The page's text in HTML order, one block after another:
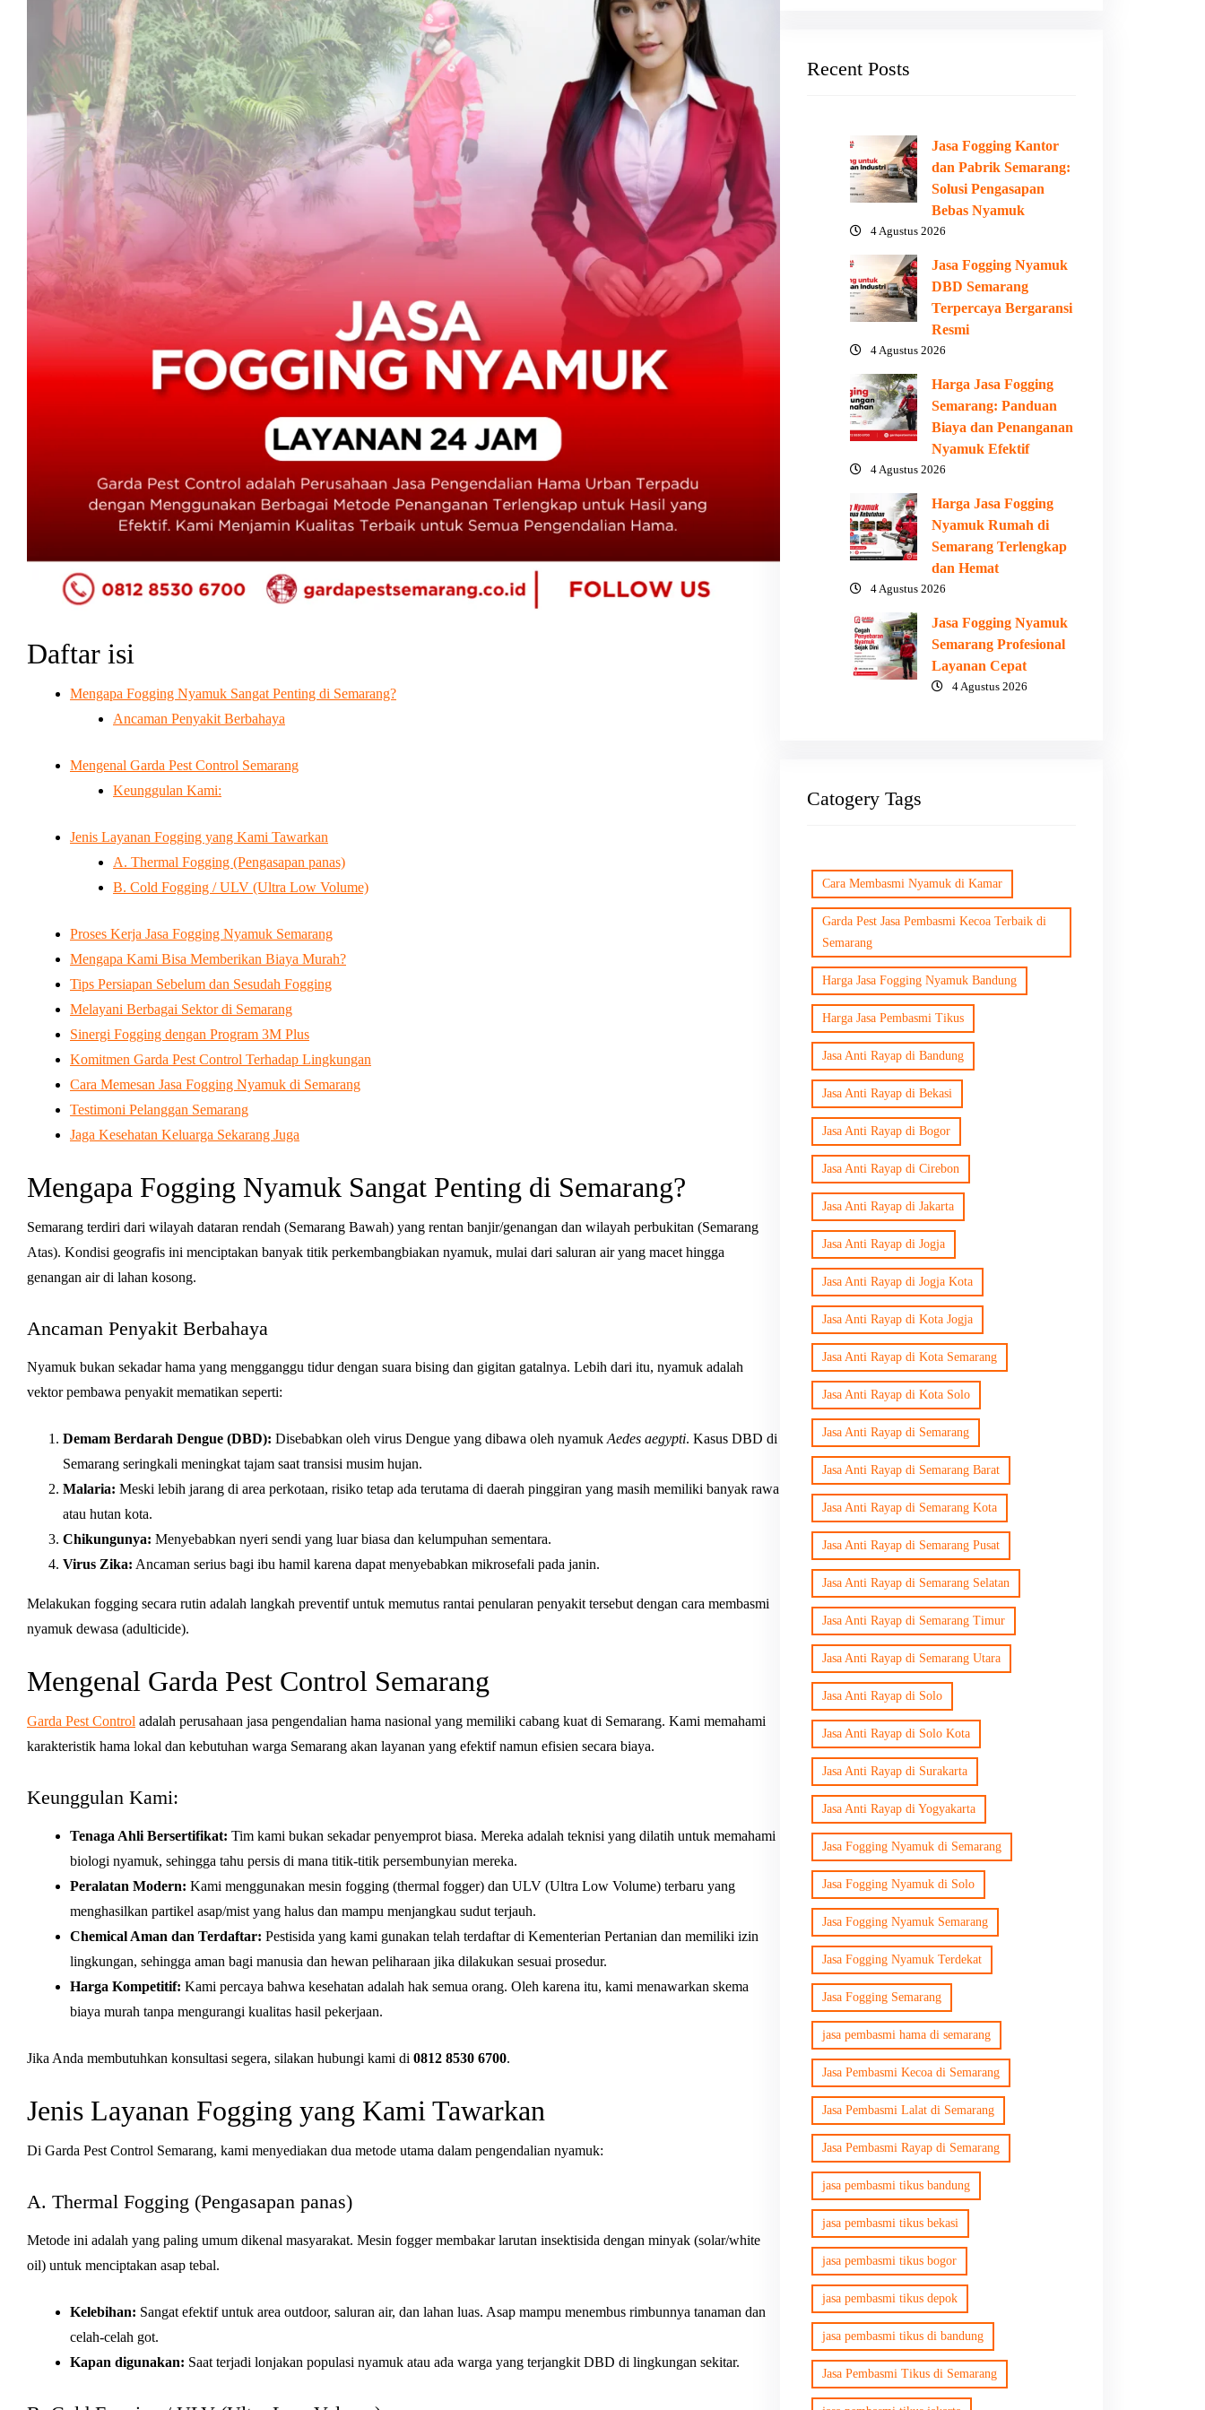
Daftar isi
Mengapa Fogging Nyamuk Sangat Penting di Semarang?
Ancaman Penyakit Berbahaya
Mengenal Garda Pest Control Semarang
Keunggulan Kami:
Jenis Layanan Fogging yang Kami Tawarkan
A. Thermal Fogging (Pengasapan panas)
B. Cold Fogging / ULV (Ultra Low Volume)
Proses Kerja Jasa Fogging Nyamuk Semarang
Mengapa Kami Bisa Memberikan Biaya Murah?
Tips Persiapan Sebelum dan Sesudah Fogging
Melayani Berbagai Sektor di Semarang
Sinergi Fogging dengan Program 3M Plus
Komitmen Garda Pest Control Terhadap Lingkungan
Cara Memesan Jasa Fogging Nyamuk di Semarang
Testimoni Pelanggan Semarang
Jaga Kesehatan Keluarga Sekarang Juga
Mengapa Fogging Nyamuk Sangat Penting di Semarang?
Semarang terdiri dari wilayah dataran rendah (Semarang Bawah) yang rentan banjir/genangan dan wilayah perbukitan (Semarang
Atas). Kondisi geografis ini menciptakan banyak titik perkembangbiakan nyamuk, mulai dari saluran air yang macet hingga
genangan air di lahan kosong.
Ancaman Penyakit Berbahaya
Nyamuk bukan sekadar hama yang mengganggu tidur dengan suara bising dan gigitan gatalnya. Lebih dari itu, nyamuk adalah
vektor pembawa penyakit mematikan seperti:
Demam Berdarah Dengue (DBD): Disebabkan oleh virus Dengue yang dibawa oleh nyamuk Aedes aegypti. Kasus DBD di
Semarang seringkali meningkat tajam saat transisi musim hujan.
Malaria: Meski lebih jarang di area perkotaan, risiko tetap ada terutama di daerah pinggiran yang masih memiliki banyak rawa
atau hutan kota.
Chikungunya: Menyebabkan nyeri sendi yang luar biasa dan kelumpuhan sementara.
Virus Zika: Ancaman serius bagi ibu hamil karena dapat menyebabkan mikrosefali pada janin.
Melakukan fogging secara rutin adalah langkah preventif untuk memutus rantai penularan penyakit tersebut dengan cara membasmi
nyamuk dewasa (adulticide).
Mengenal Garda Pest Control Semarang
Garda Pest Control adalah perusahaan jasa pengendalian hama nasional yang memiliki cabang kuat di Semarang. Kami memahami
karakteristik hama lokal dan kebutuhan warga Semarang akan layanan yang efektif namun efisien secara biaya.
Keunggulan Kami:
Tenaga Ahli Bersertifikat: Tim kami bukan sekadar penyemprot biasa. Mereka adalah teknisi yang dilatih untuk memahami
biologi nyamuk, sehingga tahu persis di mana titik-titik persembunyian mereka.
Peralatan Modern: Kami menggunakan mesin fogging (thermal fogger) dan ULV (Ultra Low Volume) terbaru yang
menghasilkan partikel asap/mist yang halus dan mampu menjangkau sudut terjauh.
Chemical Aman dan Terdaftar: Pestisida yang kami gunakan telah terdaftar di Kementerian Pertanian dan memiliki izin
lingkungan, sehingga aman bagi manusia dan hewan peliharaan jika dilakukan sesuai prosedur.
Harga Kompetitif: Kami percaya bahwa kesehatan adalah hak semua orang. Oleh karena itu, kami menawarkan skema
biaya murah tanpa mengurangi kualitas hasil pekerjaan.
Jika Anda membutuhkan konsultasi segera, silakan hubungi kami di 0812 8530 6700.
Jenis Layanan Fogging yang Kami Tawarkan
Di Garda Pest Control Semarang, kami menyediakan dua metode utama dalam pengendalian nyamuk:
A. Thermal Fogging (Pengasapan panas)
Metode ini adalah yang paling umum dikenal masyarakat. Mesin fogger membakar larutan insektisida dengan minyak (solar/white
oil) untuk menciptakan asap tebal.
Kelebihan: Sangat efektif untuk area outdoor, saluran air, dan lahan luas. Asap mampu menembus rimbunnya tanaman dan
celah-celah got.
Kapan digunakan: Saat terjadi lonjakan populasi nyamuk atau ada warga yang terjangkit DBD di lingkungan sekitar.
Recent Posts
Jasa Fogging Kantor
dan Pabrik Semarang:
Solusi Pengasapan
Bebas Nyamuk
4 Agustus 2026
Jasa Fogging Nyamuk
DBD Semarang
Terpercaya Bergaransi
Resmi
4 Agustus 2026
Harga Jasa Fogging
Semarang: Panduan
Biaya dan Penanganan
Nyamuk Efektif
4 Agustus 2026
Harga Jasa Fogging
Nyamuk Rumah di
Semarang Terlengkap
dan Hemat
4 Agustus 2026
Jasa Fogging Nyamuk
Semarang Profesional
Layanan Cepat
4 Agustus 2026
Catogery Tags
Cara Membasmi Nyamuk di Kamar
Garda Pest Jasa Pembasmi Kecoa Terbaik di
Semarang
Harga Jasa Fogging Nyamuk Bandung
Harga Jasa Pembasmi Tikus
Jasa Anti Rayap di Bandung
Jasa Anti Rayap di Bekasi
Jasa Anti Rayap di Bogor
Jasa Anti Rayap di Cirebon
Jasa Anti Rayap di Jakarta
Jasa Anti Rayap di Jogja
Jasa Anti Rayap di Jogja Kota
Jasa Anti Rayap di Kota Jogja
Jasa Anti Rayap di Kota Semarang
Jasa Anti Rayap di Kota Solo
Jasa Anti Rayap di Semarang
Jasa Anti Rayap di Semarang Barat
Jasa Anti Rayap di Semarang Kota
Jasa Anti Rayap di Semarang Pusat
Jasa Anti Rayap di Semarang Selatan
Jasa Anti Rayap di Semarang Timur
Jasa Anti Rayap di Semarang Utara
Jasa Anti Rayap di Solo
Jasa Anti Rayap di Solo Kota
Jasa Anti Rayap di Surakarta
Jasa Anti Rayap di Yogyakarta
Jasa Fogging Nyamuk di Semarang
Jasa Fogging Nyamuk di Solo
Jasa Fogging Nyamuk Semarang
Jasa Fogging Nyamuk Terdekat
Jasa Fogging Semarang
jasa pembasmi hama di semarang
Jasa Pembasmi Kecoa di Semarang
Jasa Pembasmi Lalat di Semarang
Jasa Pembasmi Rayap di Semarang
jasa pembasmi tikus bandung
jasa pembasmi tikus bekasi
jasa pembasmi tikus bogor
jasa pembasmi tikus depok
jasa pembasmi tikus di bandung
Jasa Pembasmi Tikus di Semarang